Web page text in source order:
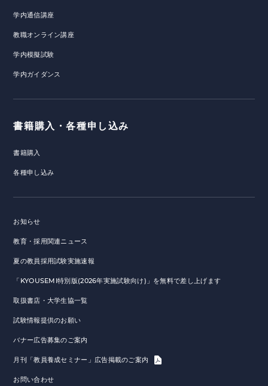
学内通信講座
教職オンライン講座
学内模擬試験
学内ガイダンス
書籍購入・各種申し込み
書籍購入
各種申し込み
お知らせ
教育・採用関連ニュース
夏の教員採用試験実施速報
「KYOUSEMI特別版(2026年実施試験向け)」を無料で差し上げます
取扱書店・大学生協一覧
試験情報提供のお願い
バナー広告募集のご案内
月刊「教員養成セミナー」広告掲載のご案内
お問い合わせ